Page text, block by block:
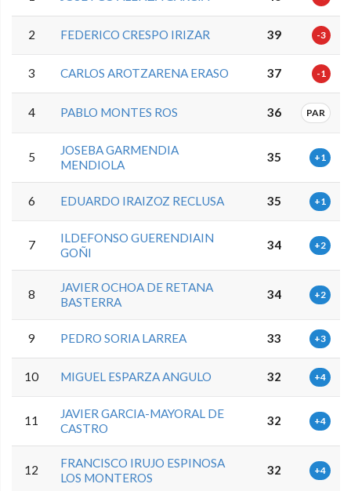
2 FEDERICO CRESPO IRIZAR 39 -3
3 CARLOS AROTZARENA ERASO 37 -1
4 PABLO MONTES ROS 36 PAR
5
JOSEBA GARMENDIA
MENDIOLA
35 +1
6 EDUARDO IRAIZOZ RECLUSA 35 +1
7
ILDEFONSO GUERENDIAIN
GOÑI
34 +2
8
JAVIER OCHOA DE RETANA
BASTERRA
34 +2
9 PEDRO SORIA LARREA 33 +3
10 MIGUEL ESPARZA ANGULO 32 +4
11
JAVIER GARCIA-MAYORAL DE
CASTRO
32 +4
12
FRANCISCO IRUJO ESPINOSA
LOS MONTEROS
32 +4